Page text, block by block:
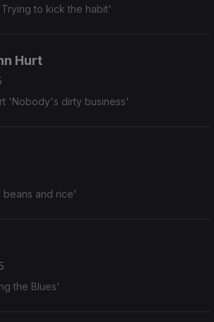
to kick the habit'
Hurt
'Nobody's dirty business'
and rice'
the Blues'